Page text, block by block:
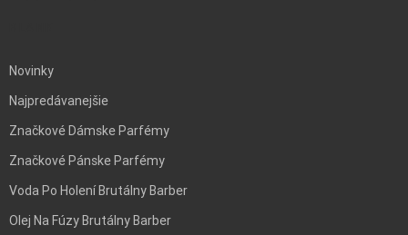
Novinky
Najpredávanejšie
Značkové Dámske Parfémy
Značkové Pánske Parfémy
Voda Po Holení Brutálny Barber
Olej Na Fúzy Brutálny Barber